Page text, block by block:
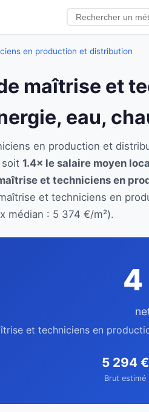
en production et distribution
maîtrise et
eau,
en production et
soit 1.4× le salaire moyen
et techniciens en
et techniciens en
médian : 5 374 €/m²).
et techniciens en
5 294 €
Brut estimé